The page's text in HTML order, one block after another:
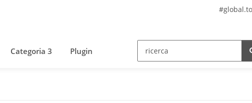
Categoria 3 Plugin